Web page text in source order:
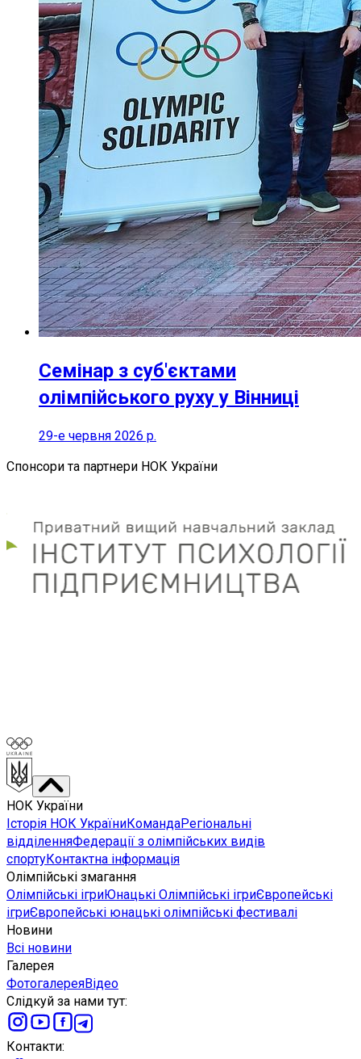
Семінар з суб'єктами
олімпійського руху у Вінниці
29-е червня 2026 р.
Спонсори та партнери НОК України
НОК України
Історія НОК УкраїниКомандаРегіональні
відділенняФедерації з олімпійських видів
спортуКонтактна інформація
Олімпійські змагання
Олімпійські ігриЮнацькі Олімпійські ігриЄвропейські
ігриЄвропейські юнацькі олімпійські фестивалі
Новини
Всі новини
Галерея
ФотогалереяВідео
Слідкуй за нами тут:
Контакти: